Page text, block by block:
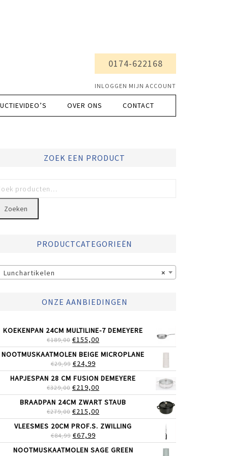
0174-622168
INLOGGEN MIJN ACCOUNT
OVER ONS CONTACT
ZOEK EEN PRODUCT
Zoeken
PRODUCTCATEGORIEËN
×
Lunchartikelen
ONZE AANBIEDINGEN
KOEKENPAN 24CM MULTILINE-7 DEMEYERE
€189,00 OORSPRONKELIJKE
PRIJS
WAS:
€189,00.
€155,00
PRIJS
IS:
NOOTMUSKAATMOLEN BEIGE MICROPLANE
€29,99 OORSPRONKELIJKE
PRIJS
WAS:
€29,99.
€24,99HUIDIGE
PRIJS
IS:
€24,99.
HAPJESPAN 28 CM FUSION DEMEYERE
€329,00 OORSPRONKELIJKE
PRIJS
WAS:
€329,00.
€219,00
PRIJS
IS:
€219,00.
BRAADPAN 24CM ZWART STAUB
€279,00 OORSPRONKELIJKE
PRIJS
WAS:
€279,00.
€215,00
PRIJS
IS:
VLEESMES 20CM PROF.S. ZWILLING
€84,99 OORSPRONKELIJKE
PRIJS
WAS:
€67,99HUIDIGE
PRIJS
IS:
NOOTMUSKAATMOLEN SAGE GREEN